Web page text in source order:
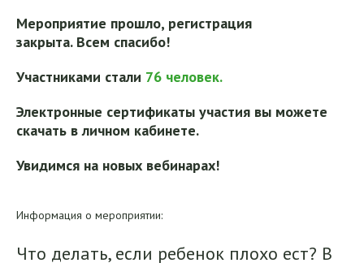
Мероприятие прошло, регистрация
закрыта. Всем спасибо!
Участниками стали 76 человек.
Электронные сертификаты участия вы можете
скачать в личном кабинете.
Увидимся на новых вебинарах!
Информация о мероприятии:
Что делать, если ребенок плохо ест? В